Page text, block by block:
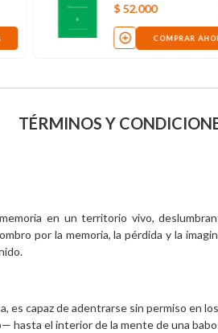
$ 52.000
COMPRAR
TÉRMINOS Y
en un territorio vivo,
por la memoria, la pérdida y la
capaz de adentrarse sin permiso en
el interior de la mente de una